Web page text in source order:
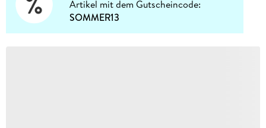
Artikel mit dem Gutscheincode:
SOMMER13